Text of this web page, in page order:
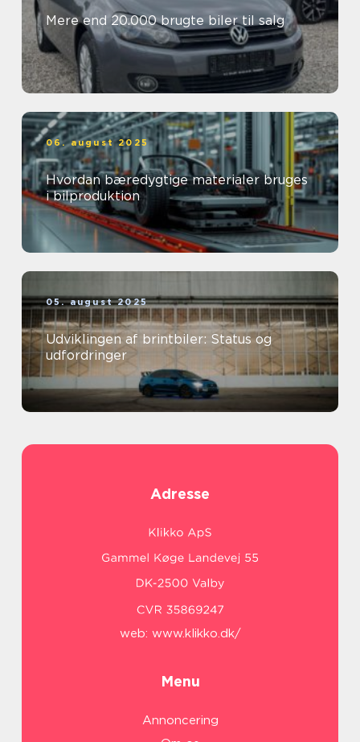
Mere end 20.000 brugte biler til salg
06. august 2025
Hvordan bæredygtige materialer bruges
i bilproduktion
05. august 2025
Udviklingen af brintbiler: Status og
udfordringer
Adresse
web: www.klikko.dk/
Menu
Annoncering